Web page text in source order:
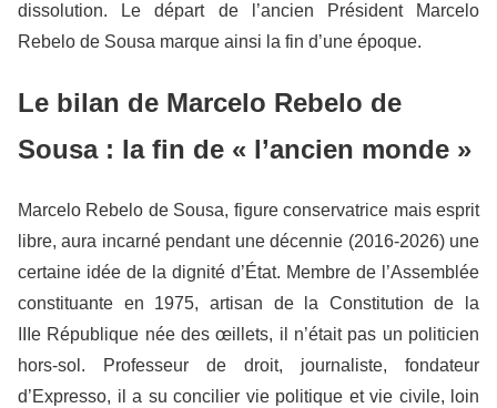
dissolution. Le départ de l’ancien Président Marcelo
Rebelo de Sousa marque ainsi la fin d’une époque.
Le bilan de Marcelo Rebelo de
Sousa : la fin de « l’ancien monde »
Marcelo Rebelo de Sousa, figure conservatrice mais esprit
libre, aura incarné pendant une décennie (2016-2026) une
certaine idée de la dignité d’État. Membre de l’Assemblée
constituante en 1975, artisan de la Constitution de la
IIIe République née des œillets, il n’était pas un politicien
hors-sol. Professeur de droit, journaliste, fondateur
d’Expresso, il a su concilier vie politique et vie civile, loin